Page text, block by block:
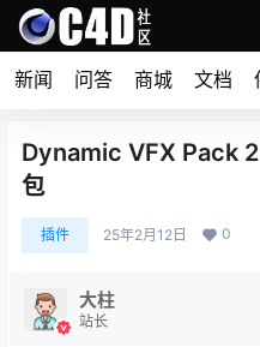
新闻 问答 商城 文档
Dynamic VFX Pack
包
插件 25年2月12日 0
大柱
站长